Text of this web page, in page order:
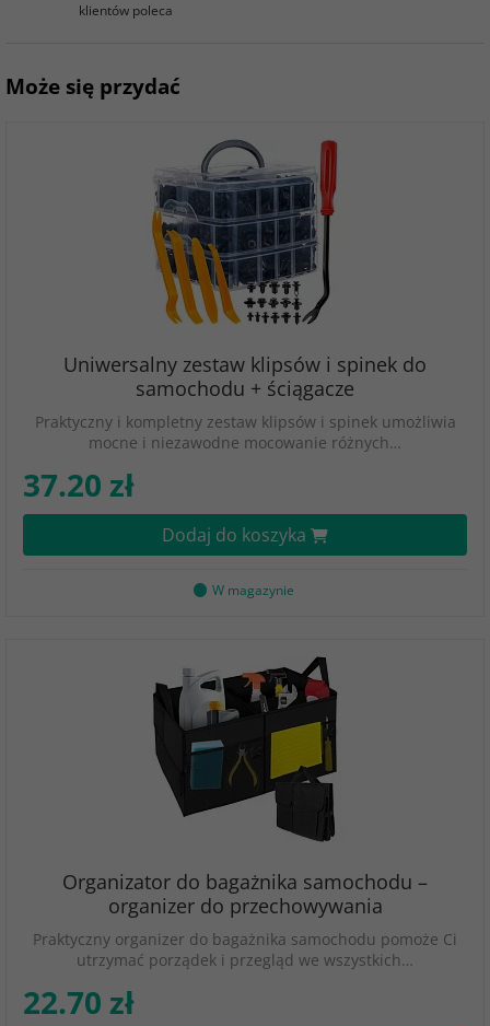
klientów poleca
Może się przydać
Uniwersalny zestaw klipsów i spinek do
samochodu + ściągacze
Praktyczny i kompletny zestaw klipsów i spinek umożliwia
mocne i niezawodne mocowanie różnych…
37.20 zł
Dodaj do koszyka
W magazynie
Organizator do bagażnika samochodu –
organizer do przechowywania
Praktyczny organizer do bagażnika samochodu pomoże Ci
utrzymać porządek i przegląd we wszystkich…
22.70 zł